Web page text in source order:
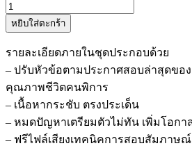
จำนวน
แนว
เจ้า
พนักงาน
การ
เงิน
และ
บัญชี
หยิบใส่ตะกร้า
รายละเอียดภายในชุดประกอบด้วย
– ปรับหัวข้อตามประกาศสอบล่าสุดขอ
คุณภาพชีวิตคนพิการ
– เนื้อหากระชับ ตรงประเด็น
– หมดปัญหาเตรียมตัวไม่ทัน เพิ่มโอกา
– ฟรีไฟล์เสียงเทคนิคการสอบสัมภาษณ์